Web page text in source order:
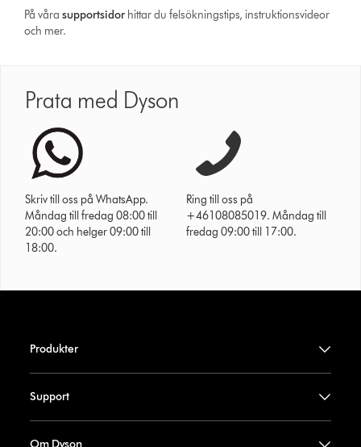
På vårasupport­sidor hittar du felsökningstips, instruktionsvideor
och mer.
Prata med Dyson
Skriv till oss på WhatsApp.
Måndag till fredag 08:00 till
20:00 och helger 09:00 till
18:00.
Ring till oss på
+46108085019. Måndag till
fredag 09:00 till 17:00.
Produkter
Support
Om Dyson